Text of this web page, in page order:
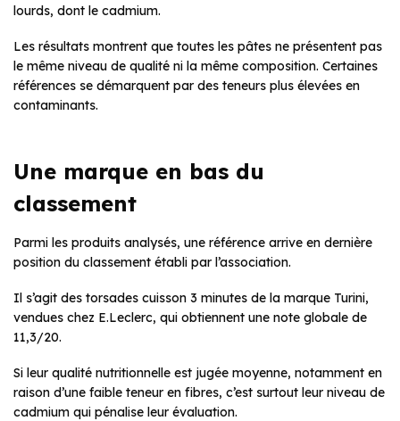
lourds, dont le cadmium.
Les résultats montrent que toutes les pâtes ne présentent pas
le même niveau de qualité ni la même composition. Certaines
références se démarquent par des teneurs plus élevées en
contaminants.
Une marque en bas du
classement
Parmi les produits analysés, une référence arrive en dernière
position du classement établi par l’association.
Il s’agit des torsades cuisson 3 minutes de la marque Turini,
vendues chez E.Leclerc, qui obtiennent une note globale de
11,3/20.
Si leur qualité nutritionnelle est jugée moyenne, notamment en
raison d’une faible teneur en fibres, c’est surtout leur niveau de
cadmium qui pénalise leur évaluation.